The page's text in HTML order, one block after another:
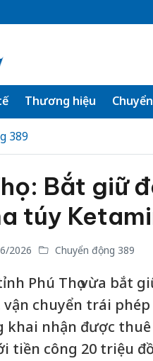
Thương hiệu
389
Bắt giữ
túy
2026 Chuyển động 389
Phú Thọ vừa bắt
vận chuyển trái
khai nhận được
tiền công 20 triệu